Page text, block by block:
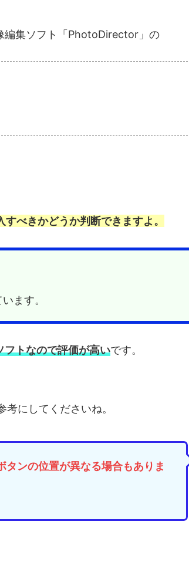
編集ソフト「PhotoDirector」の
べきかどうか判断できますよ。
います。
フトなので評価が高いです。
考にしてくださいね。
タンの位置が異なる場合もありま